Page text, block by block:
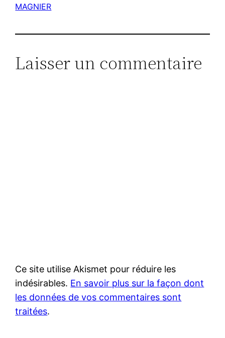
MAGNIER
Laisser un commentaire
Ce site utilise Akismet pour réduire les
indésirables. En savoir plus sur la façon dont
les données de vos commentaires sont
traitées.